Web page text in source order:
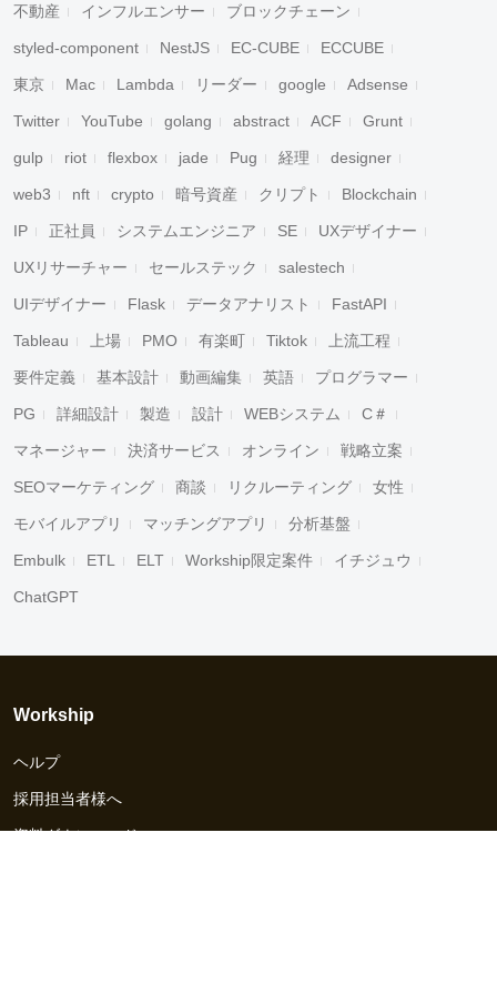
不動産 インフルエンサー ブロックチェーン
styled-component NestJS EC-CUBE ECCUBE
東京 Mac Lambda リーダー google Adsense
Twitter YouTube golang abstract ACF Grunt
gulp riot flexbox jade Pug 経理 designer
web3 nft crypto 暗号資産 クリプト Blockchain
IP 正社員 システムエンジニア SE UXデザイナー
UXリサーチャー セールステック salestech
UIデザイナー Flask データアナリスト FastAPI
Tableau 上場 PMO 有楽町 Tiktok 上流工程
要件定義 基本設計 動画編集 英語 プログラマー
PG 詳細設計 製造 設計 WEBシステム C＃
マネージャー 決済サービス オンライン 戦略立案
SEOマーケティング 商談 リクルーティング 女性
モバイルアプリ マッチングアプリ 分析基盤
Embulk ETL ELT Workship限定案件 イチジュウ
ChatGPT
Workship
ヘルプ
採用担当者様へ
資料ダウンロード